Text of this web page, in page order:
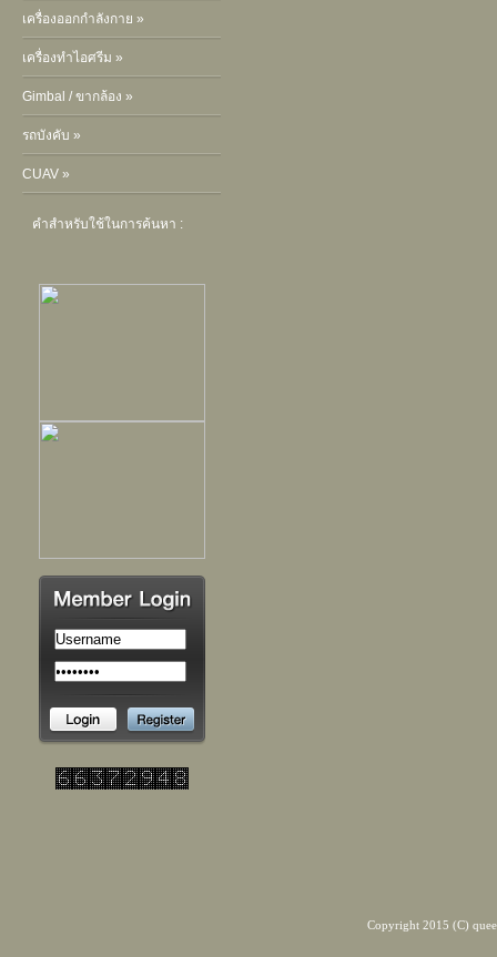
เครื่องออกกำลังกาย »
เครื่องทำไอศรีม »
Gimbal / ขากล้อง »
รถบังคับ »
CUAV »
คำสำหรับใช้ในการค้นหา :
Copyright 2015 (C)